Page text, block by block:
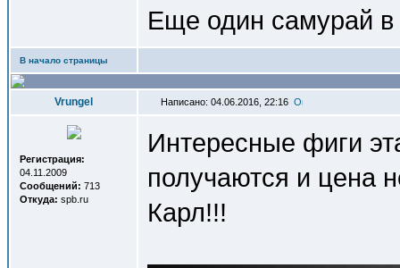
Еще один самурай
В начало страницы
Vrungel Написано: 04.06.2016, 22:16
Регистрация:
04.11.2009
Сообщений: 713
Откуда: spb.ru
Интересные фиги
получаются и цена
Карл!!!